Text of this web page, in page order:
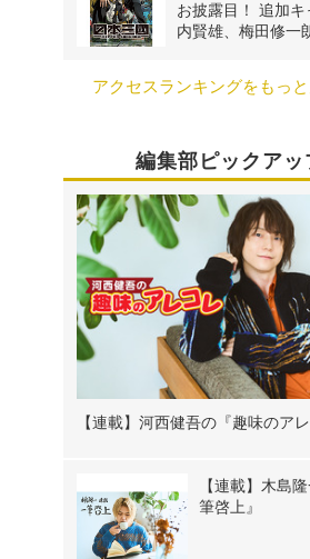
お披露目！ 追加キ
内賢雄、梅田修一
アクセスランキングをもっ
編集部ピックアッ
【連載】河西健吾の『趣味のアレ
【連載】木島
筆啓上』